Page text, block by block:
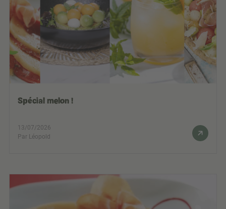
Spécial melon !
13/07/2026
Par Léopold